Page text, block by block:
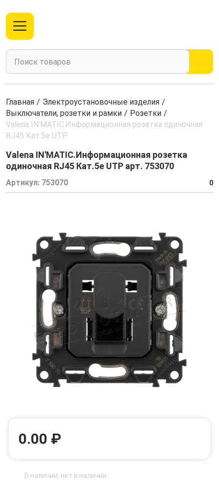
Главная / Электроустановочные изделия /
Выключатели, розетки и рамки / Розетки /
Valena IN'MATIC.Информационная розетка одиночная
RJ45 Кат.5е UTP
Valena IN'MATIC.Информационная розетка
одиночная RJ45 Кат.5е UTP арт. 753070
Артикул: 753070 0
0.00 ₽
В наличии: нет в наличии